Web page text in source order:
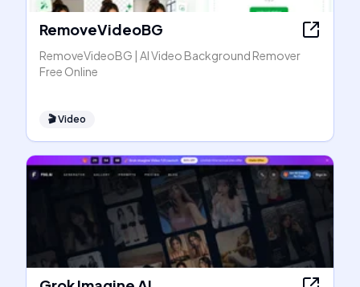
RemoveVideoBG
RemoveVideoBG | AI Video Background Remover
Free Online
🎬Video